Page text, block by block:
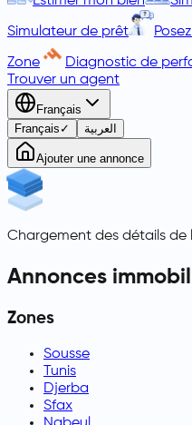
Simulateur de prêt
Zone
Diagnostic de
Trouver un agent
Français
Français ✓ العربية
Ajouter une annonce
Chargement des détails de
Annonces
Zones
Sousse
Tunis
Djerba
Sfax